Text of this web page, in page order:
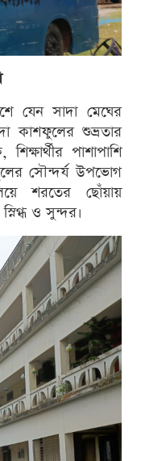
যেন সাদা মেঘের
কাশফুলের শুভ্রতার
পাশাপাশি
সৌন্দর্য উপভোগ
শরতের ছোঁয়ায়
ও সুন্দর।